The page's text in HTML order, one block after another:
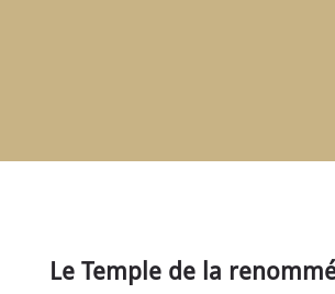
NOMINATION
NOUVELLES
Le Temple de la